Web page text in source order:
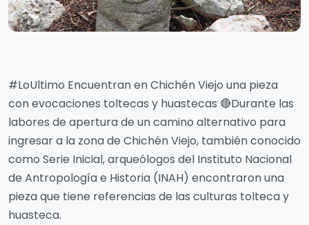
#LoUltimo Encuentran en Chichén Viejo una pieza
con evocaciones toltecas y huastecas 🔴Durante las
labores de apertura de un camino alternativo para
ingresar a la zona de Chichén Viejo, también conocido
como Serie Inicial, arqueólogos del Instituto Nacional
de Antropología e Historia (INAH) encontraron una
pieza que tiene referencias de las culturas tolteca y
huasteca.